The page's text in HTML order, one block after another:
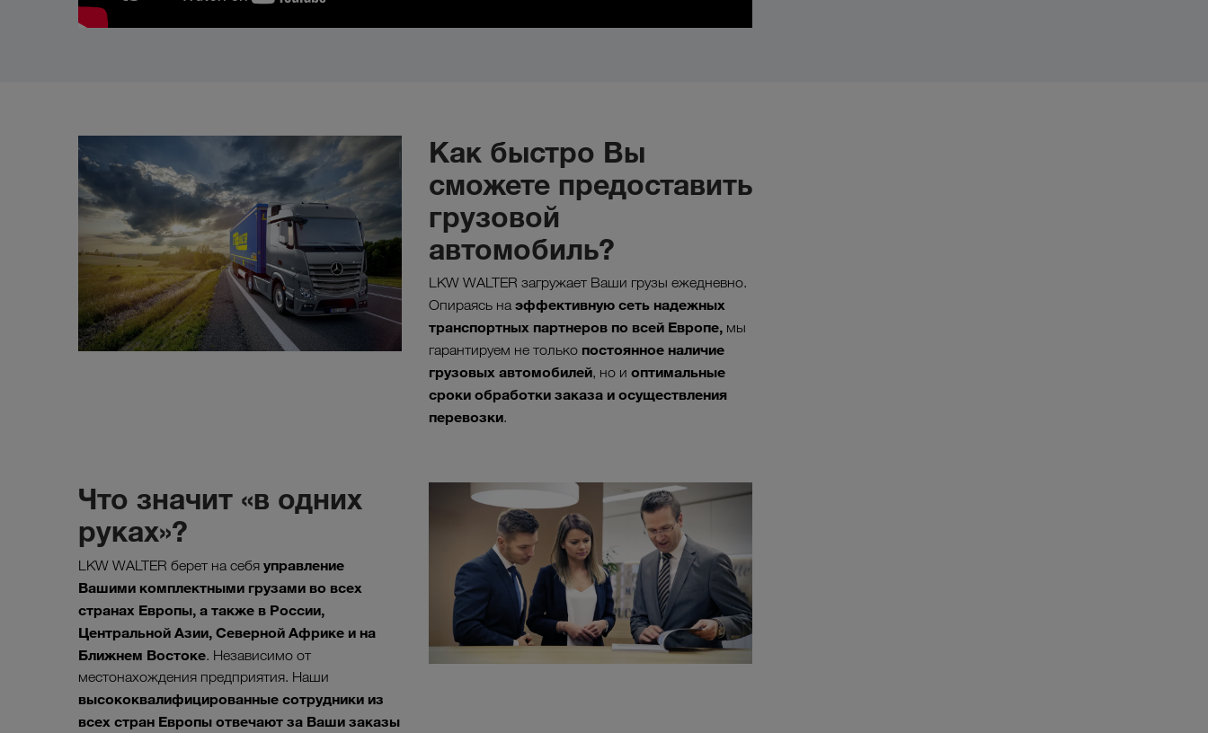
Как быстро Вы
сможете предоставить
грузовой
автомобиль?
LKW WALTER загружает Ваши грузы ежедневно.
Опираясь на эффективную сеть надежных
транспортных партнеров по всей Европе, мы
гарантируем не только постоянное наличие
грузовых автомобилей, но и оптимальные
сроки обработки заказа и осуществления
перевозки.
Что значит «в одних
руках»?
LKW WALTER берет на себя управление
Вашими комплектными грузами во всех
странах Европы, а также в России,
Центральной Азии, Северной Африке и на
Ближнем Востоке. Независимо от
местонахождения предприятия. Наши
высококвалифицированные сотрудники из
всех стран Европы отвечают за Ваши заказы